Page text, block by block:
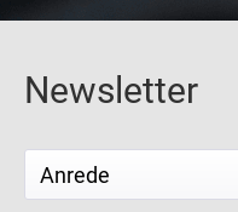
Newsletter